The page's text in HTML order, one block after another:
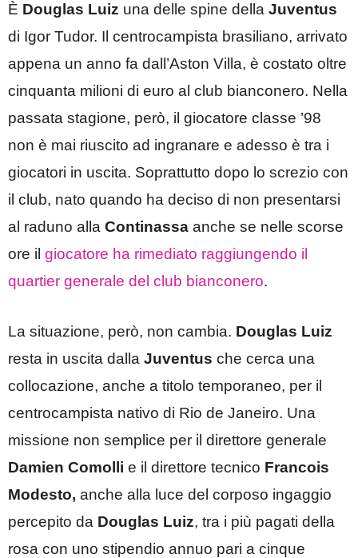
È Douglas Luiz una delle spine della Juventus
di Igor Tudor. Il centrocampista brasiliano, arrivato
appena un anno fa dall’Aston Villa, è costato oltre
cinquanta milioni di euro al club bianconero. Nella
passata stagione, però, il giocatore classe ’98
non è mai riuscito ad ingranare e adesso è tra i
giocatori in uscita. Soprattutto dopo lo screzio con
il club, nato quando ha deciso di non presentarsi
al raduno alla Continassa anche se nelle scorse
ore il giocatore ha rimediato raggiungendo il
quartier generale del club bianconero.
La situazione, però, non cambia. Douglas Luiz
resta in uscita dalla Juventus che cerca una
collocazione, anche a titolo temporaneo, per il
centrocampista nativo di Rio de Janeiro. Una
missione non semplice per il direttore generale
Damien Comolli e il direttore tecnico Francois
Modesto, anche alla luce del corposo ingaggio
percepito da Douglas Luiz, tra i più pagati della
rosa con uno stipendio annuo pari a cinque